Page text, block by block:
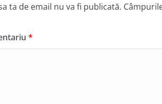
ta de email nu va fi publicată.
*